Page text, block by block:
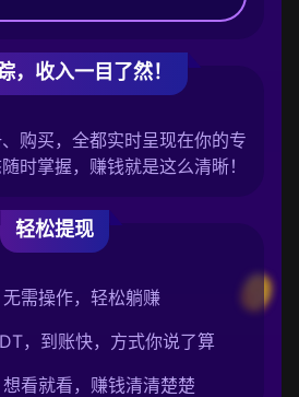
，收入一目了然！
购买，全都实时呈现在你的专
时掌握，赚钱就是这么清晰！
轻松提现
需操作，轻松躺赚
，到账快，方式你说了算
看就看，赚钱清清楚楚